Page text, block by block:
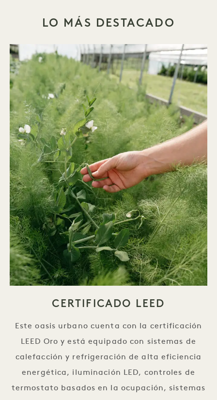
LO MÁS DESTACADO
CERTIFICADO LEED
Este oasis urbano cuenta con la certificación
LEED Oro y está equipado con sistemas de
calefacción y refrigeración de alta eficiencia
energética, iluminación LED, controles de
termostato basados en la ocupación, sistemas